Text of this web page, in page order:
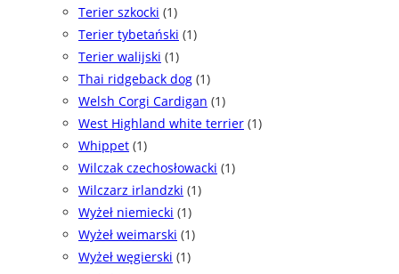
Terier szkocki (1)
Terier tybetański (1)
Terier walijski (1)
Thai ridgeback dog (1)
Welsh Corgi Cardigan (1)
West Highland white terrier (1)
Whippet (1)
Wilczak czechosłowacki (1)
Wilczarz irlandzki (1)
Wyżeł niemiecki (1)
Wyżeł weimarski (1)
Wyżeł węgierski (1)